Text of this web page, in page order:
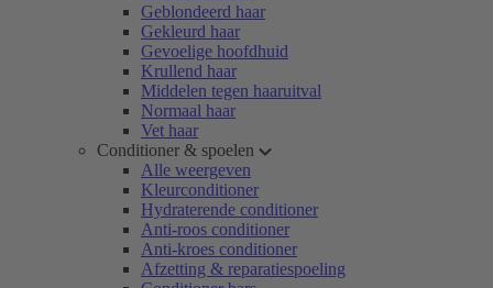
Geblondeerd haar
Gekleurd haar
Gevoelige hoofdhuid
Krullend haar
Middelen tegen haaruitval
Normaal haar
Vet haar
Conditioner & spoelen
Alle weergeven
Kleurconditioner
Hydraterende conditioner
Anti-roos conditioner
Anti-kroes conditioner
Afzetting & reparatiespoeling